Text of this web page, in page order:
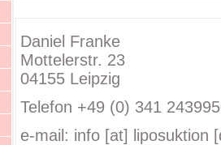
Daniel Franke
Mottelerstr. 23
04155 Leipzig
Telefon +49 (0) 341
e-mail: info [at] liposuktion